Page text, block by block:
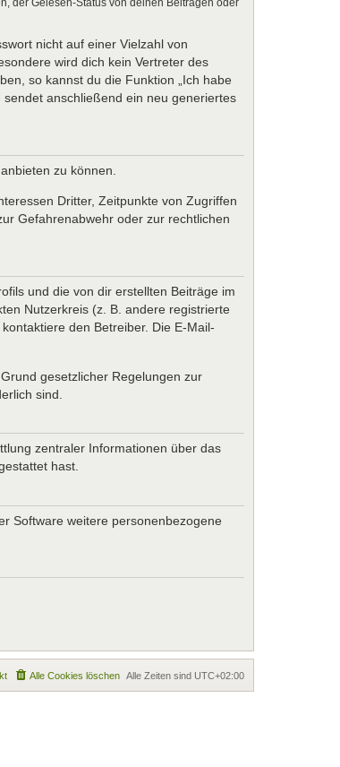
nicht auf einer Vielzahl von
wird dich kein Vertreter des
so kannst du die Funktion „Ich habe
anschließend ein neu generiertes
zu können.
Dritter, Zeitpunkte von Zugriffen
Gefahrenabwehr oder zur rechtlichen
und die von dir erstellten Beiträge im
Nutzerkreis (z. B. andere registrierte
den Betreiber. Die E-Mail-
gesetzlicher Regelungen zur
sind.
zentraler Informationen über das
hast.
Software weitere personenbezogene
Alle Zeiten sind UTC+02:00
Alle Cookies löschen